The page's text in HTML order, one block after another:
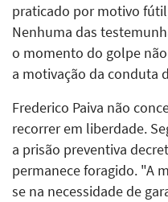
praticado por motivo
Nenhuma das
o momento do golpe
a motivação da conduta
Frederico Paiva não
recorrer em liberdade.
a prisão preventiva
permanece foragido. "A
se na necessidade de